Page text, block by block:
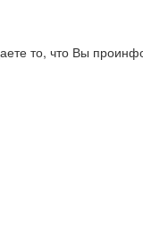
то, что Вы